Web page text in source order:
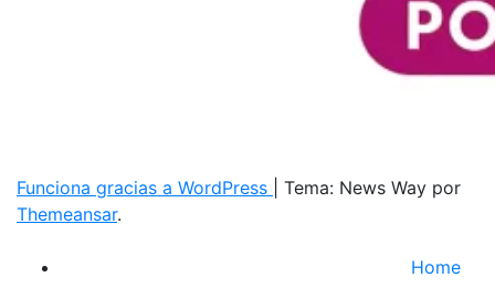
Funciona gracias a WordPress
Tema: News Way por
Themeansar.
Home